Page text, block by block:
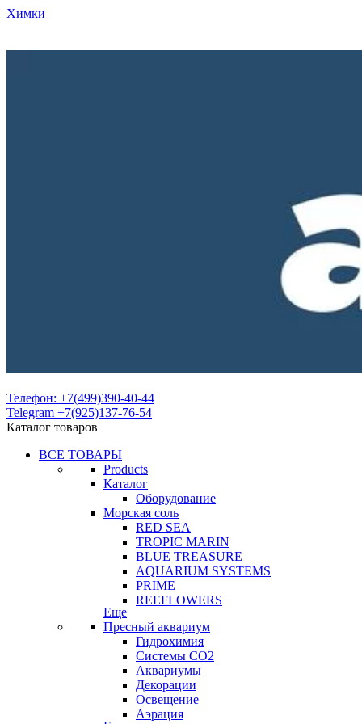
Химки
Телефон: +7(499)390-40-44
Telegram +7(925)137-76-54
Каталог товаров
ВСЕ ТОВАРЫ
Products
Каталог
Оборудование
Морская соль
RED SEA
TROPIC MARIN
BLUE TREASURE
AQUARIUM SYSTEMS
PRIME
REEFLOWERS
Еще
Пресный аквариум
Гидрохимия
Системы СО2
Аквариумы
Декорации
Освещение
Аэрация